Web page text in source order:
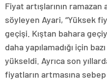
Fiyat artışlarının ramazan
söyleyen Ayari, “Yüksek
geçişi. Kıştan bahara
daha yapılamadığı için
yükseldi. Ayrıca son
fiyatların artmasına